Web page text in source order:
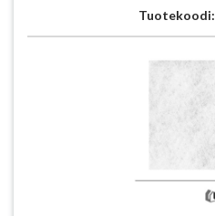
Tuotekoodi: